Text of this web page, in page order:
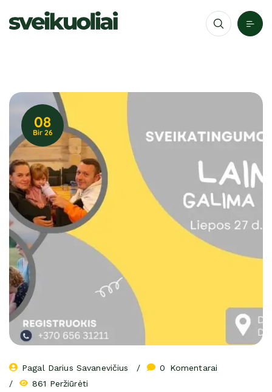
08
Bir 26
Pagal Darius Savanevičius 0
Komentarai
861 Peržiūrėti